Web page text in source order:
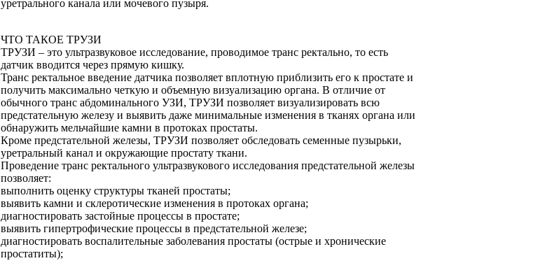
уретрального канала или мочевого пузыря.
ЧТО ТАКОЕ ТРУЗИ
ТРУЗИ – это ультразвуковое исследование, проводимое транс ректально, то есть
датчик вводится через прямую кишку.
Транс ректальное введение датчика позволяет вплотную приблизить его к простате и
получить максимально четкую и объемную визуализацию органа. В отличие от
обычного транс абдоминального УЗИ, ТРУЗИ позволяет визуализировать всю
предстательную железу и выявить даже минимальные изменения в тканях органа или
обнаружить мельчайшие камни в протоках простаты.
Кроме предстательной железы, ТРУЗИ позволяет обследовать семенные пузырьки,
уретральный канал и окружающие простату ткани.
Проведение транс ректального ультразвукового исследования предстательной железы
позволяет:
выполнить оценку структуры тканей простаты;
выявить камни и склеротические изменения в протоках органа;
диагностировать застойные процессы в простате;
выявить гипертрофические процессы в предстательной железе;
диагностировать воспалительные заболевания простаты (острые и хронические
простатиты);